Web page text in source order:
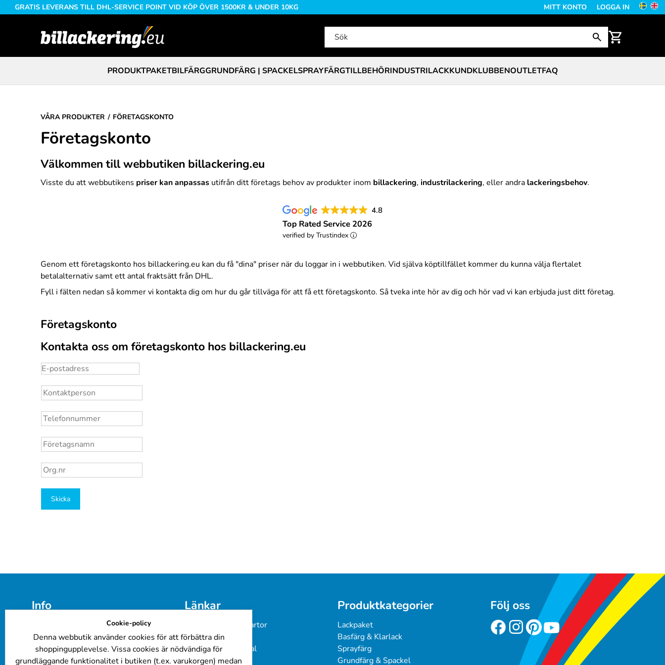
GRATIS LEVERANS TILL DHL-SERVICE POINT VID KÖP ÖVER 1500KR & UNDER 10KG MITT KONTO LOGGA IN
PRODUKTPAKETBILFÄRGGRUNDFÄRG | SPACKELSPRAYFÄRGTILLBEHÖRINDUSTRILACKKUNDKLUBBENOUTLETFAQ
VÅRA PRODUKTER FÖRETAGSKONTO
Företagskonto
Välkommen till webbutiken billackering.eu
Visste du att webbutikens priser kan anpassas utifrån ditt företags behov av produkter inom billackering, industrilackering, eller andra lackeringsbehov.
4.8
Top Rated Service 2026
verified by Trustindex
Genom ett företagskonto hos billackering.eu kan du få "dina" priser när du loggar in i webbutiken. Vid själva köptillfället kommer du kunna välja flertalet
betalalternativ samt ett antal fraktsätt från DHL.
Fyll i fälten nedan så kommer vi kontakta dig om hur du går tillväga för att få ett företagskonto. Så tveka inte hör av dig och hör vad vi kan erbjuda just ditt företag.
Företagskonto
Kontakta oss om företagskonto hos billackering.eu
Skicka
Info
info@billackering.eu
Om oss
Integritetspolicy
Leverans- och betalningsvillkor
Länkar
Färgkoder & Färgkartor
Företagskunder
Billackeringsmanual
FAQ
Produktkategorier
Lackpaket
Basfärg & Klarlack
Sprayfärg
Grundfärg & Spackel
Följ oss
Cookie-policy
Denna webbutik använder cookies för att förbättra din
shoppingupplevelse. Vissa cookies är nödvändiga för
grundläggande funktionalitet i butiken (t.ex. varukorgen) medan